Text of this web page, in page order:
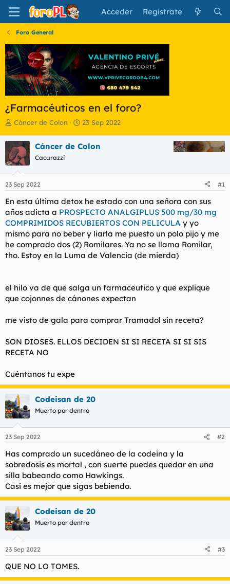
Acceder Regístrate
Foro General
¿Farmacéuticos en el foro?
I
i
c
i
a
d
o
d
e
l
t
e
a
Cáncer de Colon
F
h
e
i
c
i
o
23 Sep 2022
Cáncer de Colon
Cacarazzi
23 Sep 2022 #1
En esta última detox he estado con una señora con sus
años adicta a PROSPECTO ANALGIPLUS 500 mg/30 mg
COMPRIMIDOS RECUBIERTOS CON PELICULA y yo
mismo para no beber y liarla me puesto un polo pijo y me
he comprado dos (2) Romilares. Ya no se llama Romilar,
tho. Estoy en la Luma de Valencia (de mierda)
el hilo va de que salga un farmaceutico y que explique
que cojonnes de cánones expectan
me visto de gala para comprar Tramadol sin receta?
SON DIOSES. ELLOS DECIDEN SI SI RECETA SI SI SIS
RECETA NO
Cuéntanos tu expe
Codeisan de 20
Muerto por dentro
23 Sep 2022 #2
Has comprado un sucedáneo de la codeina y la
sobredosis es mortal , con suerte puedes quedar en una
silla babeando como Hawkings.
Casi es mejor que sigas bebiendo.
Codeisan de 20
Muerto por dentro
23 Sep 2022 #3
QUE NO LO TOMES.